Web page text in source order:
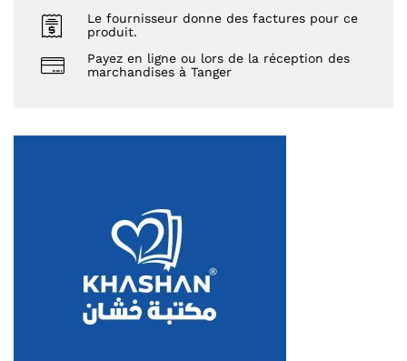
Le fournisseur donne des factures pour ce
produit.
Payez en ligne ou lors de la réception des
marchandises à Tanger